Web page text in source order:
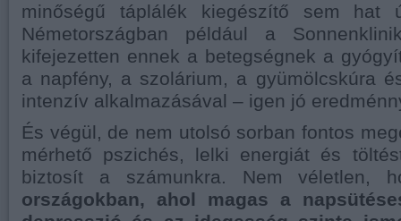
minőségű táplálék kiegészítő sem hat
Németországban például a
kifejezetten ennek a betegségnek a
a napfény, a szolárium, a gyümölcskúra
intenzív alkalmazásával – igen jó
És végül, de nem utolsó sorban fontos
mérhető pszichés, lelki energiát és
biztosít a számunkra. Nem véletlen,
országokban, ahol magas a